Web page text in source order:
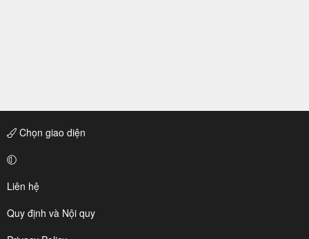
Chọn giao diện
Liên hệ
Quy định và Nội quy